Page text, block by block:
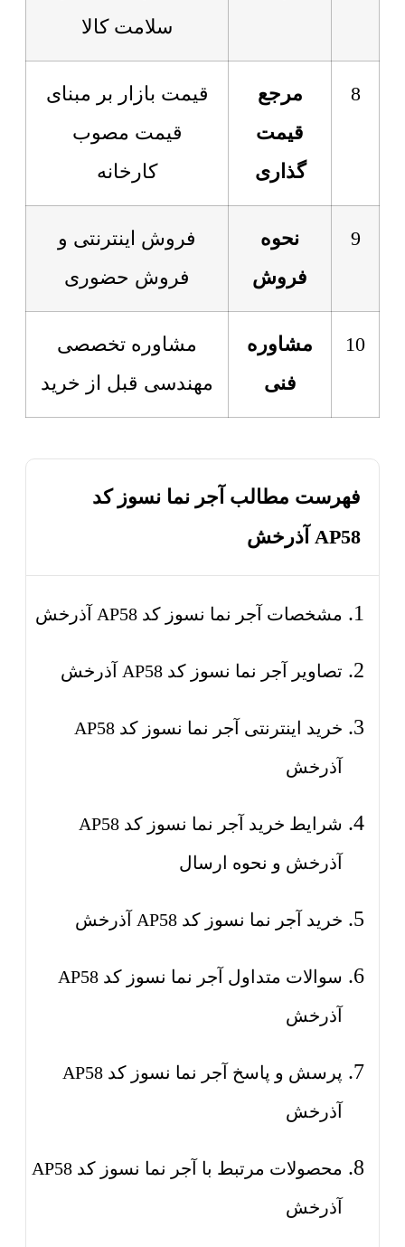
سلامت کالا
8
مرجع
قیمت
گذاری
قیمت بازار بر مبنای
قیمت مصوب
کارخانه
9
نحوه
فروش
فروش اینترنتی و
فروش حضوری
10
مشاوره
فنی
مشاوره تخصصی
مهندسی قبل از خرید
فهرست مطالب آجر نما نسوز کد
AP58 آذرخش
مشخصات آجر نما نسوز کد AP58 آذرخش
تصاویر آجر نما نسوز کد AP58 آذرخش
خرید اینترنتی آجر نما نسوز کد AP58
آذرخش
شرایط خرید آجر نما نسوز کد AP58
آذرخش و نحوه ارسال
خرید آجر نما نسوز کد AP58 آذرخش
سوالات متداول آجر نما نسوز کد AP58
آذرخش
پرسش و پاسخ آجر نما نسوز کد AP58
آذرخش
محصولات مرتبط با آجر نما نسوز کد AP58
آذرخش